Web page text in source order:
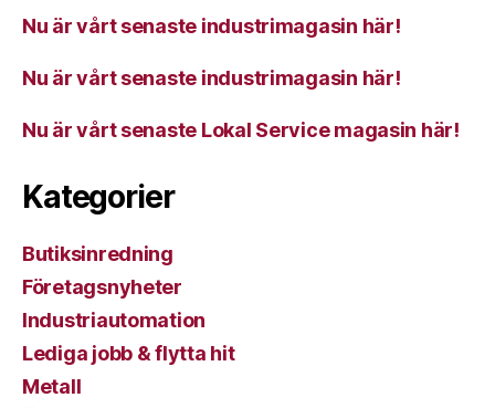
Nu är vårt senaste industrimagasin här!
Nu är vårt senaste industrimagasin här!
Nu är vårt senaste Lokal Service magasin här!
Kategorier
Butiksinredning
Företagsnyheter
Industriautomation
Lediga jobb & flytta hit
Metall